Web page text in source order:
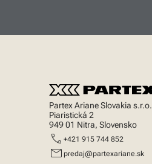
Partex Ariane Slovakia s.r.o.
Piaristická 2
949 01 Nitra, Slovensko
call +421 915 744 852
mail predaj@partexariane.sk